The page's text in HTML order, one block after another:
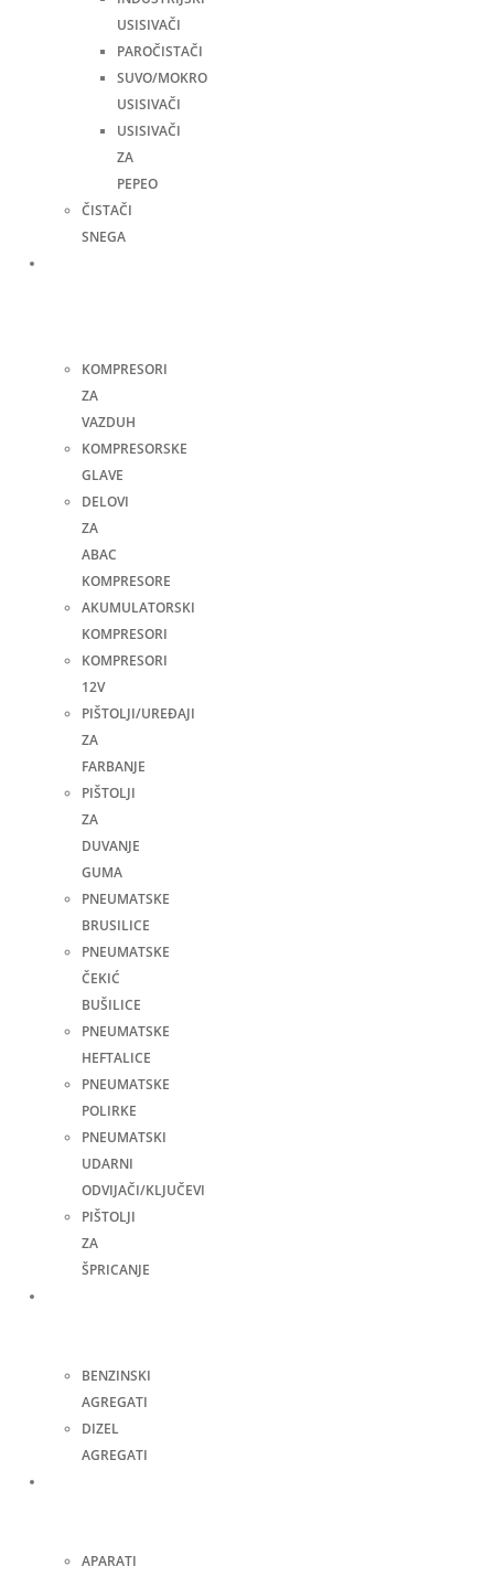
USISIVAČI
PAROČISTAČI
SUVO/MOKRO
USISIVAČI
USISIVAČI
ZA
PEPEO
ČISTAČI
SNEGA
KOMPRESORI
ZA
VAZDUH
KOMPRESORSKE
GLAVE
DELOVI
ZA
ABAC
KOMPRESORE
AKUMULATORSKI
KOMPRESORI
KOMPRESORI
12V
PIŠTOLJI/UREĐAJI
ZA
FARBANJE
PIŠTOLJI
ZA
DUVANJE
GUMA
PNEUMATSKE
BRUSILICE
PNEUMATSKE
ČEKIĆ
BUŠILICE
PNEUMATSKE
HEFTALICE
PNEUMATSKE
POLIRKE
PNEUMATSKI
UDARNI
ODVIJAČI/KLJUČEVI
PIŠTOLJI
ZA
ŠPRICANJE
BENZINSKI
AGREGATI
DIZEL
AGREGATI
APARATI